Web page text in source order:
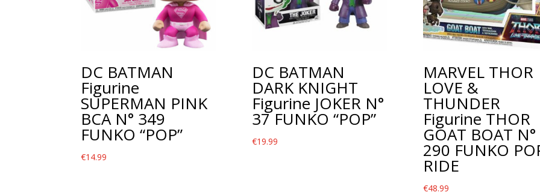
DC BATMAN
Figurine
SUPERMAN PINK
BCA N° 349
FUNKO “POP”
€14.99
DC BATMAN
DARK KNIGHT
Figurine JOKER N°
37 FUNKO “POP”
€19.99
MARVEL THOR
LOVE &
THUNDER
Figurine THOR
GOAT BOAT N°
290 FUNKO
RIDE
€48.99